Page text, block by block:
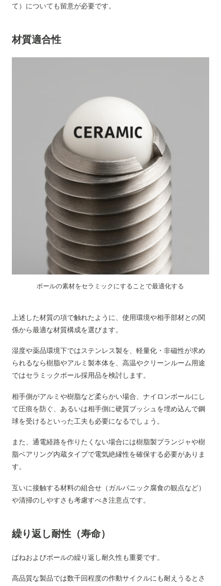
て）についても留意が必要です。
材質適合性
ボールの素材をセラミックにすることで最適化する
上述した材質の項で触れたように、使用環境や相手部材との関
係から最適な材質構成を選びます。
湿度や薬品環境下ではステンレス製を、軽量化・非磁性が求め
られるなら樹脂やアルミ製本体を、高温やクリーンルーム用途
ではセラミックボール採用品を検討します。
相手側がアルミや樹脂など柔らかい場合、ナイロンボールにし
て圧痕を防ぐ、あるいは相手側に硬質ブッシュを埋め込んで鋼
球を受けるといった工夫も必要になるでしょう。
また、通電経路を作りたくない場合には樹脂製プランジャや樹
脂ベアリング内蔵タイプで電気絶縁性を確保する必要がありま
す。
互いに接触する材料の組合せ（ガルバニック腐食の観点など）
や清掃のしやすさも考慮すべき注意点です。
繰り返し耐性（寿命）
ばねおよびボールの繰り返し耐久性も重要です。
高品質な製品では数千回程度の作動サイクルにも耐えうるとさ